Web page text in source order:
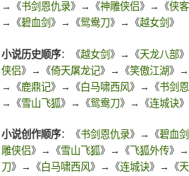
→《书剑恩仇录》→《神雕侠侣》→《侠
→《碧血剑 》→《鸳鸯刀》→《越女剑 》
小说历史顺序：《越女剑 》→《天龙八部
侠侣》→《倚天屠龙记》→《笑傲江湖》→
→《鹿鼎记》→《白马啸西风》→《书剑
→《雪山飞狐》→《鸳鸯刀》→《连城诀》
小说创作顺序：《书剑恩仇录》→《碧血剑
雕侠侣》→《雪山飞狐》→《飞狐外传》
刀》→《白马啸西风》→《连城诀》→《